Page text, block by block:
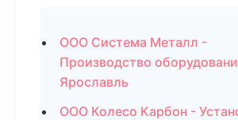
ООО Система Металл -
Производство
Ярославль
ООО Колесо Карбон -